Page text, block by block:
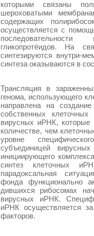
которыми связаны
шероховатыми
содержащих
осуществляется с
гликопротёидов. На
синтезируются внутри-
синтеза оказываются в
Трансляция в
генома, использующего
направлена на
собственных
вирусных иРНК, которые
коли­честве, чем
уровне
субъединицей
инициирующего
синтез клеточных
парадоксальная
фонда функционально
дившихся рибосомах
вирусных иРНК.
иРНК осуществляется
факторов.